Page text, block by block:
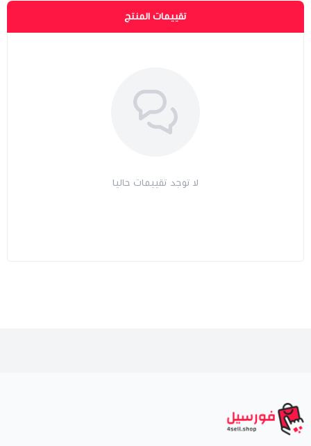
تقييمات المنتج
لا توجد تقييمات حاليا